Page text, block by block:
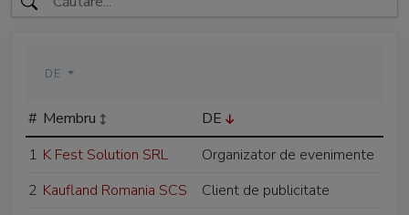
DE
# Membru
DE
1 K Fest Solution SRL
Organizator de evenimente
2 Kaufland Romania SCS
Client de publicitate